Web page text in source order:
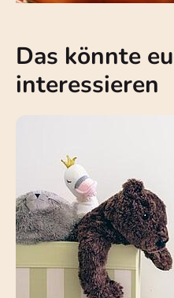
Das könnte
interessieren